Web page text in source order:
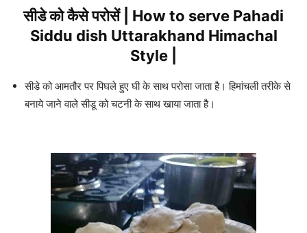
सीडे को कैसे परोसें | How to serve Pahadi
Siddu dish Uttarakhand Himachal
Style |
सीडे को आमतौर पर पिघले हुए घी के साथ परोसा जाता है। हिमांचली तरीके से
बनाये जाने वाले सीडू को चटनी के साथ खाया जाता है।